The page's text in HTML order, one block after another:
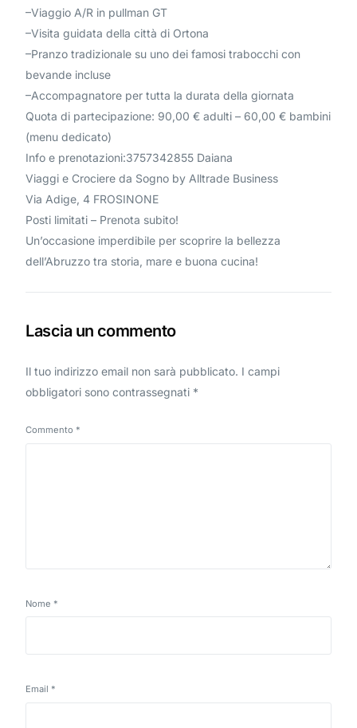
–Viaggio A/R in pullman GT
–Visita guidata della città di Ortona
–Pranzo tradizionale su uno dei famosi trabocchi con
bevande incluse
–Accompagnatore per tutta la durata della giornata
Quota di partecipazione: 90,00 € adulti – 60,00 € bambini
(menu dedicato)
Info e prenotazioni:3757342855 Daiana
Viaggi e Crociere da Sogno by Alltrade Business
Via Adige, 4 FROSINONE
Posti limitati – Prenota subito!
Un’occasione imperdibile per scoprire la bellezza
dell’Abruzzo tra storia, mare e buona cucina!
Lascia un commento
Il tuo indirizzo email non sarà pubblicato. I campi
obbligatori sono contrassegnati *
Commento *
Nome *
Email *